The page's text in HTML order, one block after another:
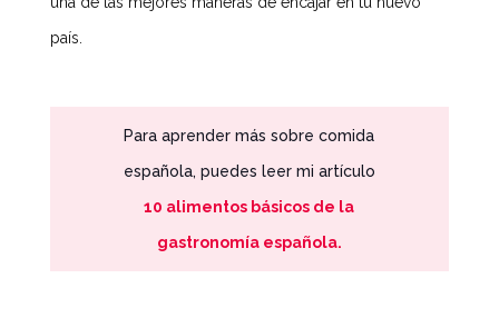
país.
Para aprender más sobre comida
española, puedes leer mi artículo
10 alimentos básicos de la
gastronomía española.